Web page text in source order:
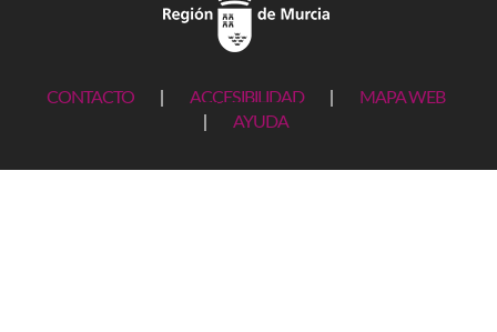
CONTACTO ACCESIBILIDAD
MAPA WEB
AYUDA